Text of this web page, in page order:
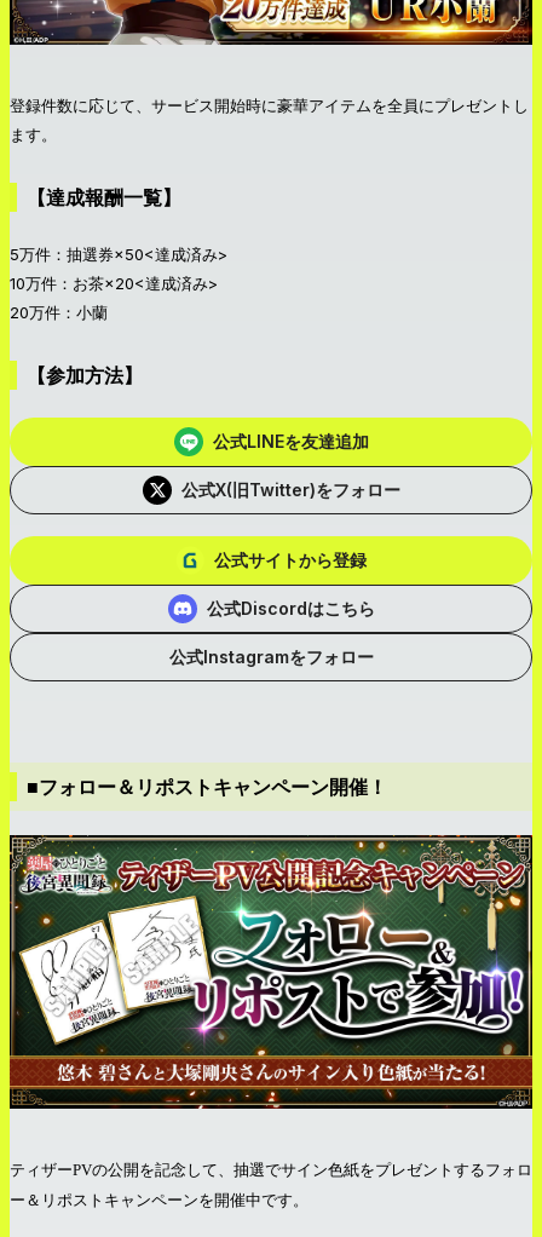
登録件数に応じて、サービス開始時に豪華アイテムを全員にプレゼントし
ます。
【達成報酬一覧】
5万件：抽選券×50<達成済み>
10万件：お茶×20<達成済み>
20万件：小蘭
【参加方法】
公式LINEを友達追加
公式X(旧Twitter)をフォロー
公式サイトから登録
公式Discordはこちら
公式Instagramをフォロー
■フォロー＆リポストキャンペーン開催！
ティザーPVの公開を記念して、抽選でサイン色紙をプレゼントするフォロ
ー＆リポストキャンペーンを開催中です。